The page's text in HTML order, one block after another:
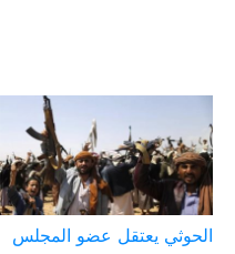
الحوثي يعتقل عضو المجلس